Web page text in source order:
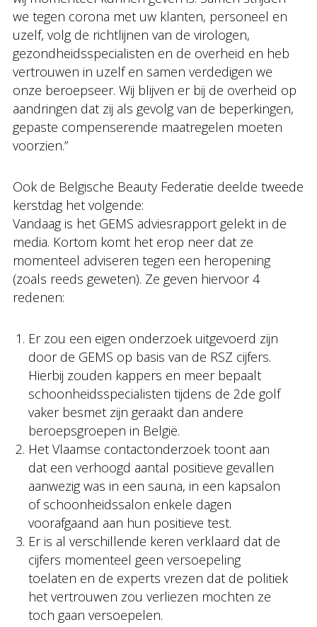
we tegen corona met uw klanten, personeel en
uzelf, volg de richtlijnen van de virologen,
gezondheidsspecialisten en de overheid en heb
vertrouwen in uzelf en samen verdedigen we
onze beroepseer. Wij blijven er bij de overheid op
aandringen dat zij als gevolg van de beperkingen,
gepaste compenserende maatregelen moeten
voorzien.”
Ook de Belgische Beauty Federatie deelde tweede
kerstdag het volgende:
Vandaag is het GEMS adviesrapport gelekt in de
media. Kortom komt het erop neer dat ze
momenteel adviseren tegen een heropening
(zoals reeds geweten). Ze geven hiervoor 4
redenen:
Er zou een eigen onderzoek uitgevoerd zijn
door de GEMS op basis van de RSZ cijfers.
Hierbij zouden kappers en meer bepaalt
schoonheidsspecialisten tijdens de 2de golf
vaker besmet zijn geraakt dan andere
beroepsgroepen in België.
Het Vlaamse contactonderzoek toont aan
dat een verhoogd aantal positieve gevallen
aanwezig was in een sauna, in een kapsalon
of schoonheidssalon enkele dagen
voorafgaand aan hun positieve test.
Er is al verschillende keren verklaard dat de
cijfers momenteel geen versoepeling
toelaten en de experts vrezen dat de politiek
het vertrouwen zou verliezen mochten ze
toch gaan versoepelen.